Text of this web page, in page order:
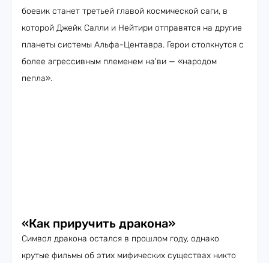
боевик станет третьей главой космической саги, в
которой Джейк Салли и Нейтири отправятся на другие
планеты системы Альфа-Центавра. Герои столкнутся с
более агрессивным племенем на'ви — «народом
пепла».
«Как приручить дракона»
Символ дракона остался в прошлом году, однако
крутые фильмы об этих мифических существах никто